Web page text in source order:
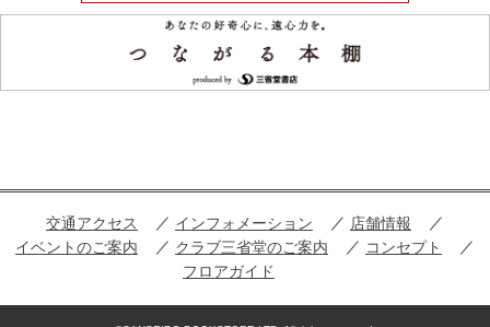
交通アクセス インフォメーション
店舗情報
イベントのご案内
クラブ三省堂のご案内
コンセプト
フロアガイド